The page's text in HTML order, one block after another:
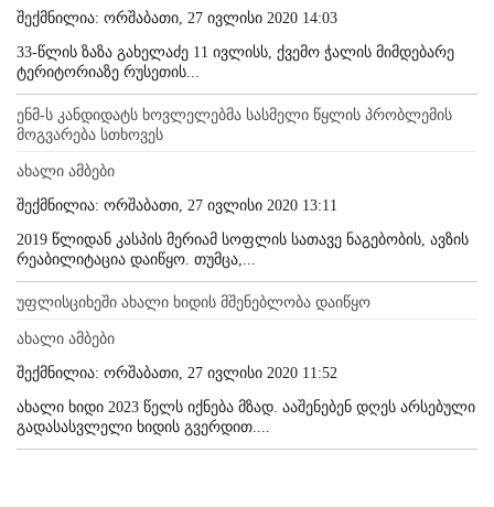
შექმნილია: ორშაბათი, 27 ივლისი 2020 14:03
33-წლის ზაზა გახელაძე 11 ივლისს, ქვემო ჭალის მიმდებარე
ტერიტორიაზე რუსეთის...
ენმ-ს კანდიდატს ხოვლელებმა სასმელი წყლის პრობლემის
მოგვარება სთხოვეს
ახალი ამბები
შექმნილია: ორშაბათი, 27 ივლისი 2020 13:11
2019 წლიდან კასპის მერიამ სოფლის სათავე ნაგებობის, ავზის
რეაბილიტაცია დაიწყო. თუმცა,...
უფლისციხეში ახალი ხიდის მშენებლობა დაიწყო
ახალი ამბები
შექმნილია: ორშაბათი, 27 ივლისი 2020 11:52
ახალი ხიდი 2023 წელს იქნება მზად. ააშენებენ დღეს არსებული
გადასასვლელი ხიდის გვერდით....